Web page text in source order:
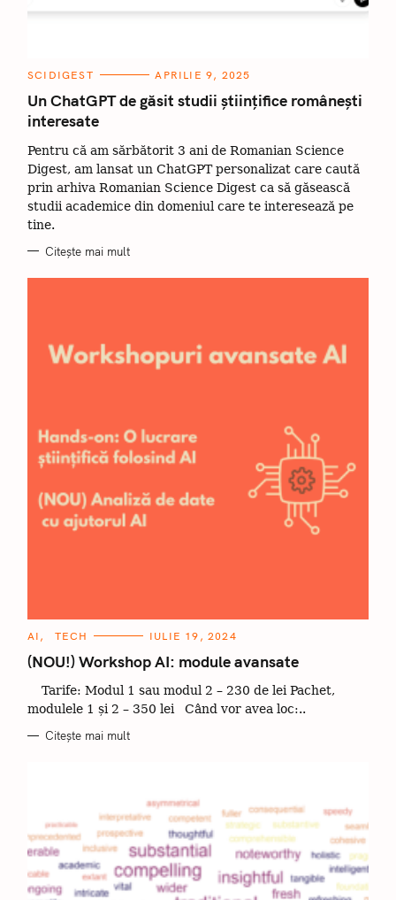
C
T
E
G
R
I
I
SCIDIGEST APRILIE 9, 2025
Un ChatGPT de găsit studii științifice românești
interesate
Pentru că am sărbătorit 3 ani de Romanian Science
Digest, am lansat un ChatGPT personalizat care caută
prin arhiva Romanian Science Digest ca să găsească
studii academice din domeniul care te interesează pe
tine.
Citește mai mult
C
T
E
R
I
AI TECH IULIE 19, 2024
(NOU!) Workshop AI: module avansate
Tarife: Modul 1 sau modul 2 – 230 de lei Pachet,
modulele 1 și 2 – 350 lei Când vor avea loc:..
Citește mai mult